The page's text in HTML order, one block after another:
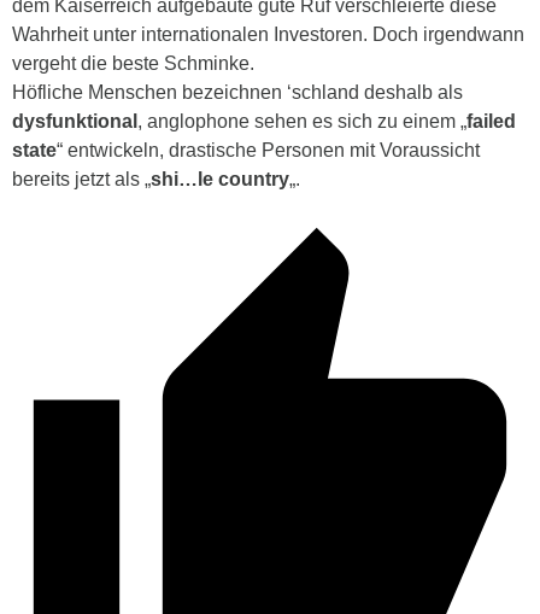
dem Kaiserreich aufgebaute gute Ruf verschleierte diese
Wahrheit unter internationalen Investoren. Doch irgendwann
vergeht die beste Schminke.
Höfliche Menschen bezeichnen ‘schland deshalb als
dysfunktional , anglophone sehen es sich zu einem „failed
state“ entwickeln, drastische Personen mit Voraussicht
bereits jetzt als „shi…le country„.